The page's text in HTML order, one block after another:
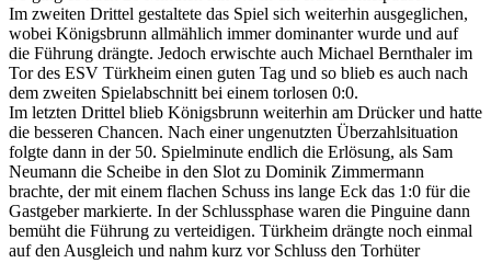
Im zweiten Drittel gestaltete das Spiel sich weiterhin ausgeglichen,
wobei Königsbrunn allmählich immer dominanter wurde und auf
die Führung drängte. Jedoch erwischte auch Michael Bernthaler im
Tor des ESV Türkheim einen guten Tag und so blieb es auch nach
dem zweiten Spielabschnitt bei einem torlosen 0:0.
Im letzten Drittel blieb Königsbrunn weiterhin am Drücker und hatte
die besseren Chancen. Nach einer ungenutzten Überzahlsituation
folgte dann in der 50. Spielminute endlich die Erlösung, als Sam
Neumann die Scheibe in den Slot zu Dominik Zimmermann
brachte, der mit einem flachen Schuss ins lange Eck das 1:0 für die
Gastgeber markierte. In der Schlussphase waren die Pinguine dann
bemüht die Führung zu verteidigen. Türkheim drängte noch einmal
auf den Ausgleich und nahm kurz vor Schluss den Torhüter